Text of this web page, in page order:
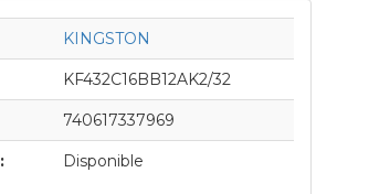
KINGSTON
KF432C16BB12AK2/32
740617337969
Disponible